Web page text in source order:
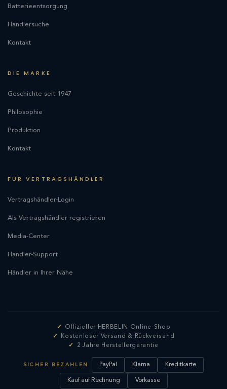
Batterieentsorgung
Händlersuche
Kontakt
DIE MARKE
Geschichte seit 1947
Philosophie
Produktion
Kontakt
FÜR VERTRAGSHÄNDLER
Vertragshändler-Login
Als Vertragshändler registrieren
Media-Center
Händler-Support
Händler in Ihrer Nähe
Offizieller HERBELIN Online-Shop
Kostenloser Versand & Rückversand
2 Jahre Herstellergarantie
SICHER BEZAHLEN PayPal Klarna Kreditkarte
Kauf auf Rechnung Vorkasse